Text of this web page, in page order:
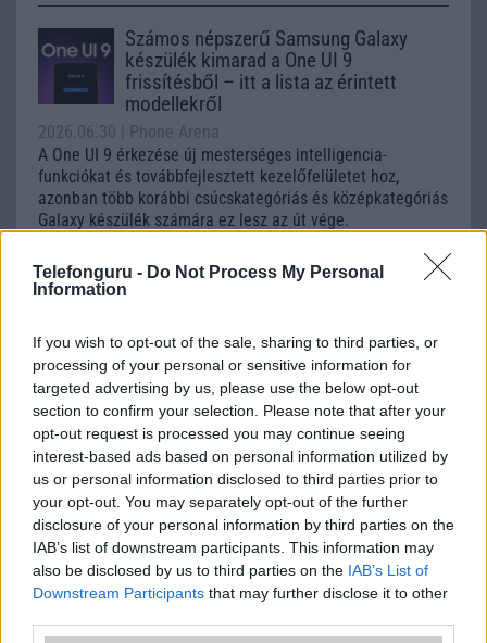
Telefonguru - Do Not Process My Personal
Information
If you wish to opt-out of the sale, sharing to third parties, or
processing of your personal or sensitive information for
targeted advertising by us, please use the below opt-out
section to confirm your selection. Please note that after your
opt-out request is processed you may continue seeing
interest-based ads based on personal information utilized by
us or personal information disclosed to third parties prior to
your opt-out. You may separately opt-out of the further
disclosure of your personal information by third parties on the
IAB’s list of downstream participants. This information may
also be disclosed by us to third parties on the IAB’s List of
Downstream Participants that may further disclose it to other
Számos népszerű Samsung Galaxy
készülék kimarad a One UI 9
frissítésből – itt a lista az érintett
modellekről
2026.06.30
| Phone Arena
A One UI 9 érkezése új mesterséges intelligencia-
funkciókat és továbbfejlesztett kezelőfelületet hoz,
azonban több korábbi csúcskategóriás és középkategóriás
Galaxy készülék számára ez lesz az út vége.
iPhone 18 bemutató dátum - ekkor
rántja le a leplet az Apple az új
2026.06.29| Phone Arena
A szeptemberi eseményen az iPhone 18 Pro modellek
mellett a régóta pletykált hajlítható iPhone Ultra is
bemutatkozhat, miközben az áremelésekről szóló
találgatások továbbra is beárnyékolják a rajtot.
Az Android rejtett automatizmusai: hat
funkció, amely észrevétlenül könnyíti
meg a mindennapokat
2026.06.14
| Android Police
Sok felhasználó külön alkalmazásokra esküszik, pedig az
Android már évek óta olyan intelligens funkciókat kínál,
amelyek maguktól dolgoznak a háttérben.